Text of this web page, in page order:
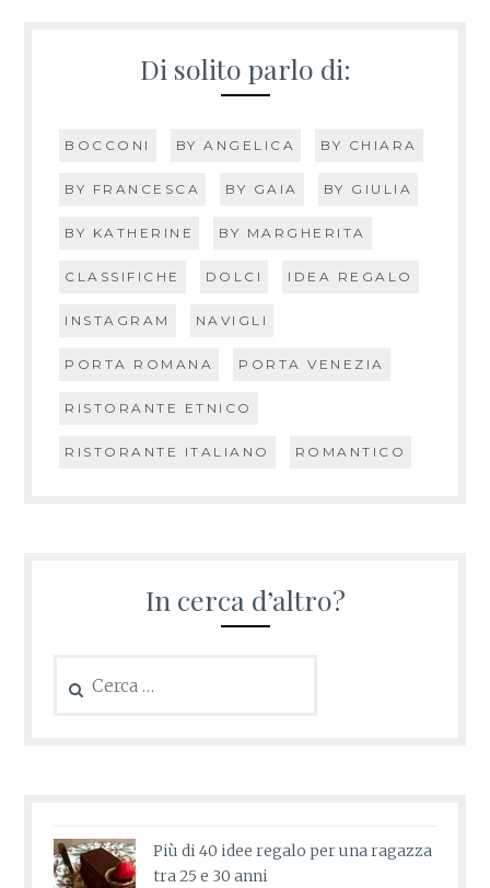
Di solito parlo di:
BOCCONI BY ANGELICA BY CHIARA
BY FRANCESCA BY GAIA BY GIULIA
BY KATHERINE BY MARGHERITA
CLASSIFICHE DOLCI IDEA REGALO
INSTAGRAM NAVIGLI
PORTA ROMANA PORTA VENEZIA
RISTORANTE ETNICO
RISTORANTE ITALIANO ROMANTICO
In cerca d’altro?
per:
Più di 40 idee regalo per una ragazza
tra 25 e 30 anni